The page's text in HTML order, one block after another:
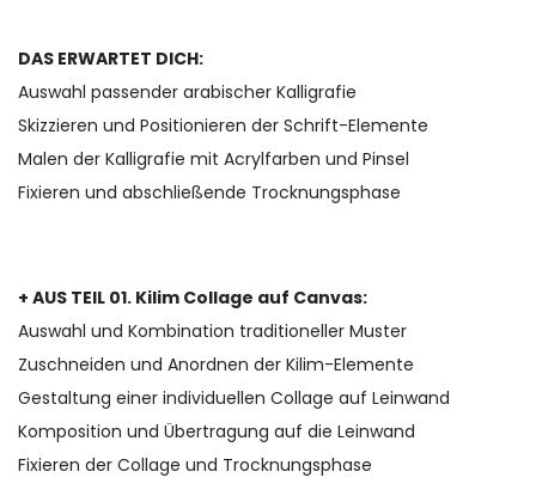
DAS ERWARTET DICH:
Auswahl passender arabischer Kalligrafie
Skizzieren und Positionieren der Schrift-Elemente
Malen der Kalligrafie mit Acrylfarben und Pinsel
Fixieren und abschließende Trocknungsphase
+ AUS TEIL 01. Kilim Collage auf Canvas:
Auswahl und Kombination traditioneller Muster
Zuschneiden und Anordnen der Kilim-Elemente
Gestaltung einer individuellen Collage auf Leinwand
Komposition und Übertragung auf die Leinwand
Fixieren der Collage und Trocknungsphase